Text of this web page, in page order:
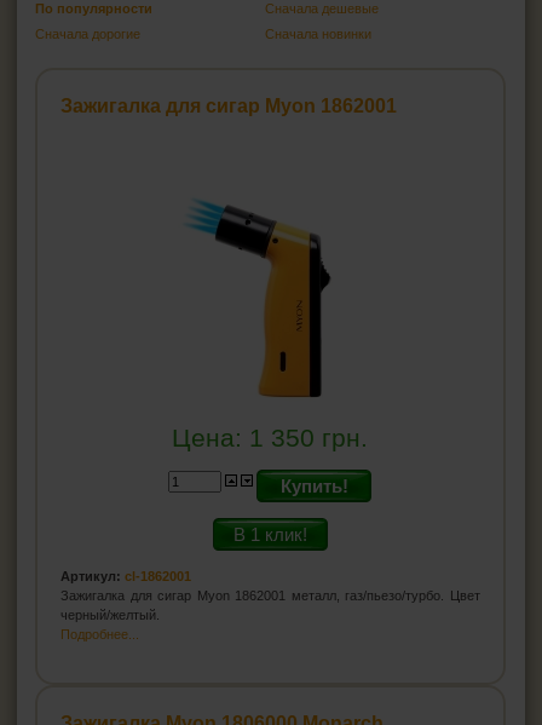
По популярности
Сначала дешевые
Сначала дорогие
Сначала новинки
Зажигалка для сигар Myon 1862001
Цена: 1 350 грн.
Купить!
В 1 клик!
Артикул: cl-1862001
Зажигалка для сигар Myon 1862001 металл, газ/пьезо/турбо. Цвет
черный/желтый.
Подробнее...
Футляры для сигар
ВСЁ ДЛЯ СИГАРЕТ И САМОКРУТОК
ЗАЖИГАЛКИ
ПЕПЕЛЬНИЦЫ
HEADSHOP (ХЭДШОП)
КАЛЬЯНЫ И ВСЁ ДЛЯ НИХ